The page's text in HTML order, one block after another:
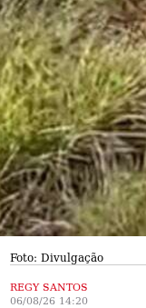
Foto: Divulgação
REGY SANTOS
06/08/26 14:20